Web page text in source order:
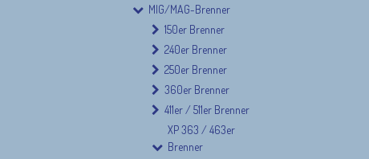
MIG/MAG-Brenner
150er Brenner
240er Brenner
250er Brenner
360er Brenner
411er / 511er Brenner
XP 363 / 463er
Brenner